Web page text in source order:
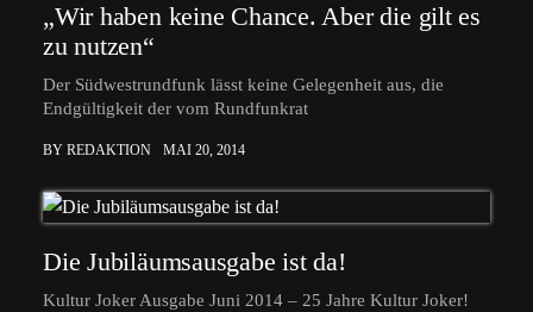
„Wir haben keine Chance. Aber die gilt es
zu nutzen“
Der Südwestrundfunk lässt keine Gelegenheit aus, die
Endgültigkeit der vom Rundfunkrat
BY REDAKTION MAI 20, 2014
Die Jubiläumsausgabe ist da!
Kultur Joker Ausgabe Juni 2014 – 25 Jahre Kultur Joker!